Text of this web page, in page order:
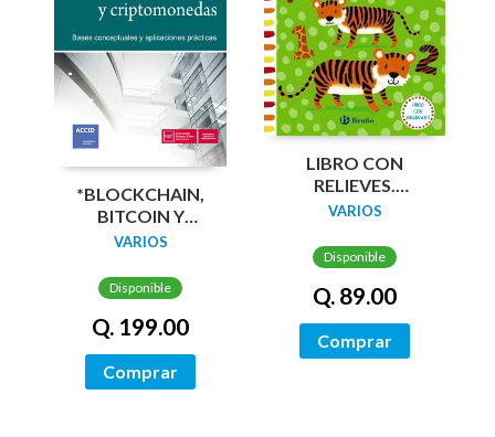
*BLOCKCHAIN,
BITCOIN Y
CRIPTOMONEDAS
VARIOS
Disponible
Q. 199.00
Comprar
LIBRO CON
RELIEVES.
NÚMEROS
VARIOS
Disponible
Q. 89.00
Comprar